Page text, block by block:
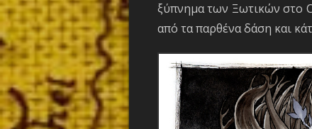
ξύπνημα των Ξωτικών στο
από τα παρθένα δάση και